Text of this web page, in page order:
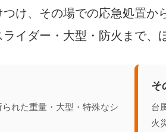
け、その場での応急処置
イダー・大型・防火まで、
れた重量・大型・特殊なシ
そ
台
火